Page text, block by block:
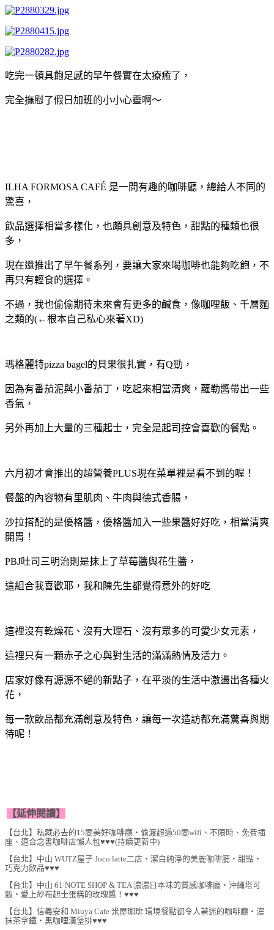
吃完一頓具飽足感的早午餐實在太療癒了，
完全撫慰了假日加班的小小心靈啊～
ILHA FORMOSA CAFÉ 是一間有趣的咖啡廳，總給人不同的
驚喜，
飲品選擇相當多樣化，也頗具創意及特色，甜點的種類也很
多，
現在還推出了早午餐系列，要讓大家來喝咖啡也能夠吃飽，不
再只有輕食的選擇。
不過，我也偷偷期待未來會有更多的鹹食，像咖哩飯、千層麵
之類的(←根本自己私心來著XD)
瑪格麗特pizza bagel的貝果很扎實，有Q勁，
因為有番茄泥與小番茄丁，吃起來相當清爽，蘿勒醬帶出一些
香氣，
另外再加上大量的三種起士，完全是起司控會喜歡的餐點。
六月初才會推出的超營養PLUS現在菜單裡是看不到的喔！
餐盤的內容物有里肌肉、牛肉與德式香腸，
沙拉搭配的是優格醬，優格醬加入一些果醬好好吃，相當清爽
開胃！
PBJ吐司三明治則是抹上了草莓醬與花生醬，
這組合我喜歡耶，我和陳先生都覺得意外的好吃
這裡沒有乾燥花、沒有大理石、沒有眾多的可愛少女元素，
這裡只有一顆赤子之心與對生活的滿滿熱情及活力。
店家好像有源源不絕的新點子，在平淡的生活中激盪出各種火
花，
每一款飲品都充滿創意及特色，讓每一次造訪都充滿驚喜與期
待呢！
【延伸閱讀】
【台北】私藏必去的15間美好咖啡廳‧偷渡超過50間wifi、不限時、免費插
座、適合念書咖啡店懶人包♥♥♥(持續更新中)
【台北】中山 WUTZ屋子 Joco latte二店‧潔白純淨的美麗咖啡廳‧甜點‧
巧克力飲品♥♥♥
【台北】中山 61 NOTE SHOP & TEA 濃濃日本味的質感咖啡廳‧沖繩塔可
飯‧愛上紗布起士蛋糕的玫瑰醬！♥♥♥
【台北】信義安和 Miuya Cafe 米屋珈琲 環境餐點都令人著迷的咖啡廳‧濃
抹茶拿鐵‧黑咖哩漢堡排♥♥♥